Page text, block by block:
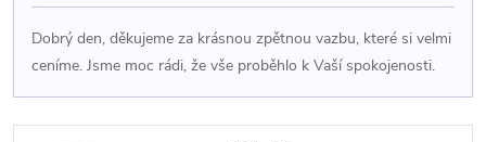
Dobrý den, děkujeme za krásnou zpětnou vazbu, které si velmi
ceníme. Jsme moc rádi, že vše proběhlo k Vaší spokojenosti.